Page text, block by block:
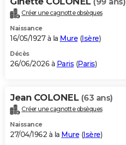
Carte de Noël
Carte Bonne année
Carte Saint-Valentin
Carte Pâques
Carte d'anniversaire
DICTIONNAIRE
Dictionnaire
Biographies
Citations
Expressions
Proverbes
PROGRAMME TV
S'inscrire
Se connecter
Lycées
Collèges
Primaires
Universités
Entreprises
Service militaire
Avis de recherche
AVIS DE DÉCÈS
Bricolage
Lifestyle
Culture
Sport
Auto
Television
Voyage
Cinema
Créer une cagnotte obsèques
Naissance
16/05/1927 à la Mure (Isère)
Décès
26/06/2026 à Paris (Paris)
Jean COLONEL (63 ans)
Créer une cagnotte obsèques
Naissance
27/04/1962 à la Mure (Isère)